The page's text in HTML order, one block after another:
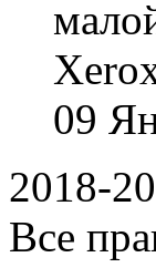
09
2018-
Все